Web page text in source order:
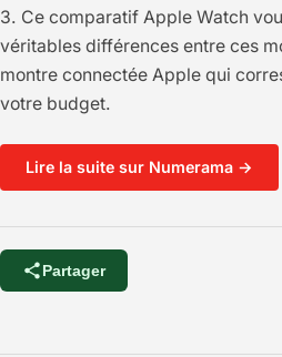
3. Ce comparatif Apple Watch
véritables différences entre ces
montre connectée Apple qui
votre budget.
Lire la suite sur Numerama →
Partager